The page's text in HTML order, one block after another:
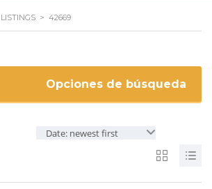
LISTINGS > 42669
Opciones de búsqueda
Date: newest first